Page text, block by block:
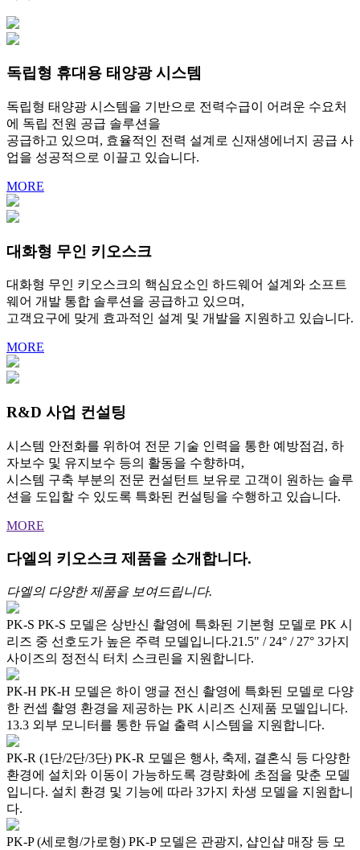
독립형 휴대용 태양광 시스템
독립형 태양광 시스템을 기반으로 전력수급이 어려운 수요처
에 독립 전원 공급 솔루션을
공급하고 있으며, 효율적인 전력 설계로 신재생에너지 공급 사
업을 성공적으로 이끌고 있습니다.
MORE
대화형 무인 키오스크
대화형 무인 키오스크의 핵심요소인 하드웨어 설계와 소프트
웨어 개발 통합 솔루션을 공급하고 있으며,
고객요구에 맞게 효과적인 설계 및 개발을 지원하고 있습니다.
MORE
R&D 사업 컨설팅
시스템 안전화를 위하여 전문 기술 인력을 통한 예방점검, 하
자보수 및 유지보수 등의 활동을 수향하며,
시스템 구축 부분의 전문 컨설턴트 보유로 고객이 원하는 솔루
션을 도입할 수 있도록 특화된 컨설팅을 수행하고 있습니다.
MORE
다엘의 키오스크 제품을 소개합니다.
다엘의 다양한 제품을 보여드립니다.
PK-S PK-S 모델은 상반신 촬영에 특화된 기본형 모델로 PK 시
리즈 중 선호도가 높은 주력 모델입니다.21.5" / 24° / 27° 3가지
사이즈의 정전식 터치 스크린을 지원합니다.
PK-H PK-H 모델은 하이 앵글 전신 촬영에 특화된 모델로 다양
한 컨셉 촬영 환경을 제공하는 PK 시리즈 신제품 모델입니다.
13.3 외부 모니터를 통한 듀얼 출력 시스템을 지원합니다.
PK-R (1단/2단/3단) PK-R 모델은 행사, 축제, 결혼식 등 다양한
환경에 설치와 이동이 가능하도록 경량화에 초점을 맞춘 모델
입니다. 설치 환경 및 기능에 따라 3가지 차생 모델을 지원합니
다.
PK-P (세로형/가로형) PK-P 모델은 관광지, 샵인샵 매장 등 모